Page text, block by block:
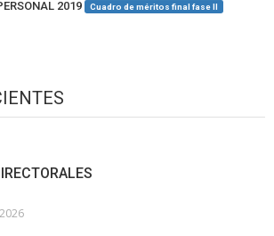
2019
Cuadro de méritos final fase II